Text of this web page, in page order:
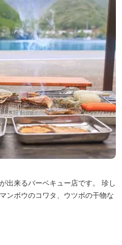
出来るバーベキュー店です。 珍し
ンボウのコワタ、ウツボの干物な